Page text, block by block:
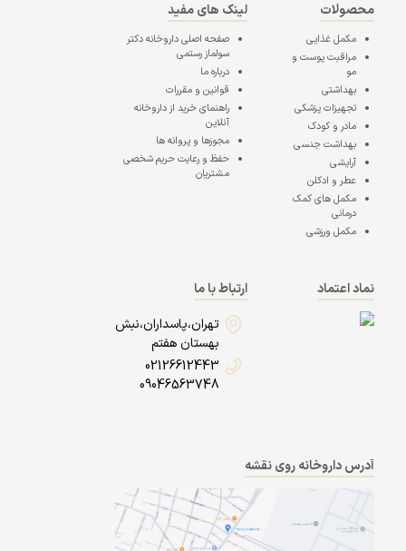
محصولات
مکمل غذایی
مراقبت پوست و
مو
بهداشتی
تجهیزات پزشکی
مادر و کودک
بهداشت جنسی
آرایشی
عطر و ادکلن
مکمل های کمک
درمانی
مکمل ورزشی
لینک های مفید
صفحه اصلیداروخانه دکتر
سولماز رستمی
درباره ما
قوانین و مقررات
راهنمای خرید از داروخانه
آنلاین
مجوزها و پروانه ها
حفظ و رعایت حریم شخصی
مشتریان
نماد اعتماد
ارتباط با ما
تهران،پاسداران،نبش
بهستان هفتم
02126612443
09046563748
آدرس داروخانه روی نقشه